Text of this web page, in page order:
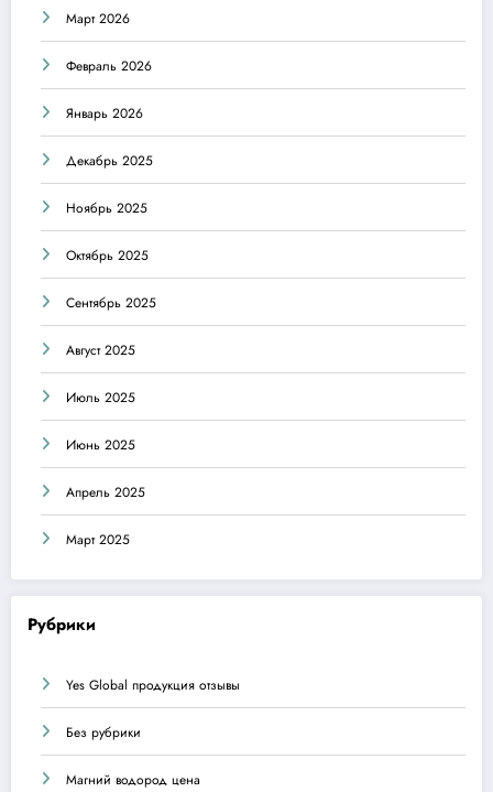
Март 2026
Февраль 2026
Январь 2026
Декабрь 2025
Ноябрь 2025
Октябрь 2025
Сентябрь 2025
Август 2025
Июль 2025
Июнь 2025
Апрель 2025
Март 2025
Рубрики
Yes Global продукция отзывы
Без рубрики
Магний водород цена